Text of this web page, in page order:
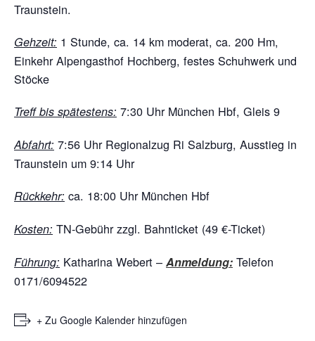
Traunstein.
Gehzeit: 1 Stunde, ca. 14 km moderat, ca. 200 Hm,
Einkehr Alpengasthof Hochberg, festes Schuhwerk und
Stöcke
Treff bis spätestens: 7:30 Uhr München Hbf, Gleis 9
Abfahrt: 7:56 Uhr Regionalzug Ri Salzburg, Ausstieg in
Traunstein um 9:14 Uhr
Rückkehr: ca. 18:00 Uhr München Hbf
Kosten: TN-Gebühr zzgl. Bahnticket (49 €-Ticket)
Führung: Katharina Webert – Anmeldung: Telefon
0171/6094522
+ Zu Google Kalender hinzufügen